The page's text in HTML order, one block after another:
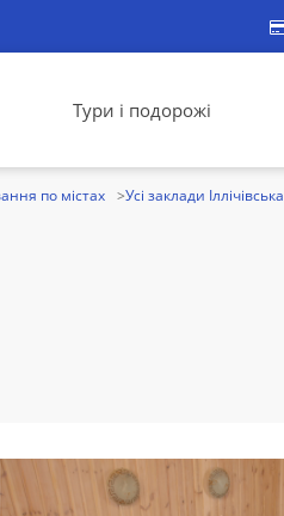
Тури і подорожі
по містах Усі заклади Іллічівська